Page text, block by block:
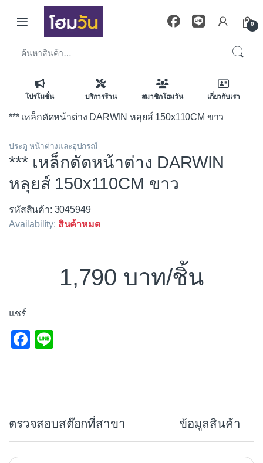
Skip to navigation
Skip to content
0
โปรโมชั่น บริการร้าน สมาชิกโฮมวัน เกี่ยวกับเรา
*** เหล็กดัดหน้าต่าง DARWIN หลุยส์ 150x110CM ขาว
ประตู หน้าต่างและอุปกรณ์
*** เหล็กดัดหน้าต่าง DARWIN
หลุยส์ 150x110CM ขาว
รหัสสินค้า: 3045949
Availability: สินค้าหมด
1,790 /ชิ้น
แชร์
F
o
o
ตรวจสอบสต๊อกที่สาขา ข้อมูลสินค้า